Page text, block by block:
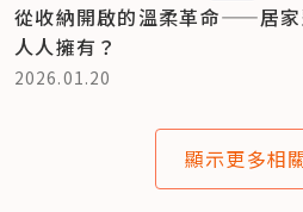
從收納開啟的溫柔革命——居家
人人擁有？
2026.01.20
顯示更多相